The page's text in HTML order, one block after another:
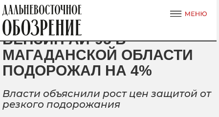
БЕНЗИН АИ-95 В
МАГАДАНСКОЙ ОБЛАСТИ
ПОДОРОЖАЛ НА 4%
Власти объяснили рост цен защитой от
резкого подорожания